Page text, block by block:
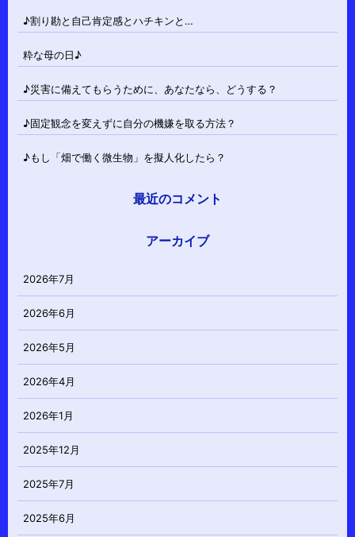
♪割り勘と自己肯定感とハチキンと…
粋な母の日♪
♪災害に備えてもらうために、あなたなら、どうする？
♪固定観念を変えずに自分の機嫌を取る方法？
♪もし「畑で働く微生物」を擬人化したら？
最近のコメント
アーカイブ
2026年7月
2026年6月
2026年5月
2026年4月
2026年1月
2025年12月
2025年7月
2025年6月